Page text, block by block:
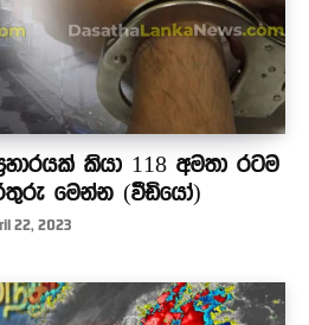
කියා 118 අමතා රටම
මෙන්න (වීඩියෝ)
22, 2023